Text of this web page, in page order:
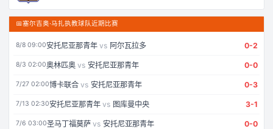
📅塞尔吉奥·马扎执教球队近期比赛
8/8 09:00安托尼亚那青年 vs 阿尔瓦拉多 0-2
8/3 02:00奥林匹奥 vs 安托尼亚那青年 0-0
7/27 02:00博卡联合 vs 安托尼亚那青年 0-3
7/13 02:30安托尼亚那青年 vs 图库曼中央 3-1
7/6 03:00圣马丁福莫萨 vs 安托尼亚那青年 0-0